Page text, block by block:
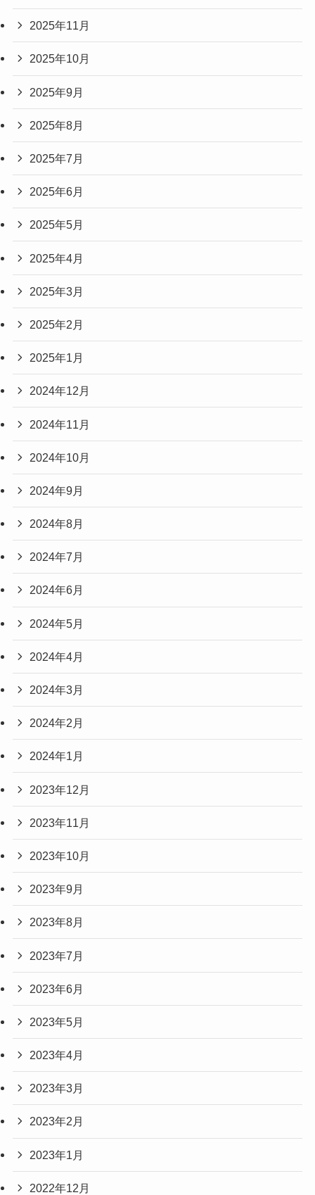
2025年11月
2025年10月
2025年9月
2025年8月
2025年7月
2025年6月
2025年5月
2025年4月
2025年3月
2025年2月
2025年1月
2024年12月
2024年11月
2024年10月
2024年9月
2024年8月
2024年7月
2024年6月
2024年5月
2024年4月
2024年3月
2024年2月
2024年1月
2023年12月
2023年11月
2023年10月
2023年9月
2023年8月
2023年7月
2023年6月
2023年5月
2023年4月
2023年3月
2023年2月
2023年1月
2022年12月